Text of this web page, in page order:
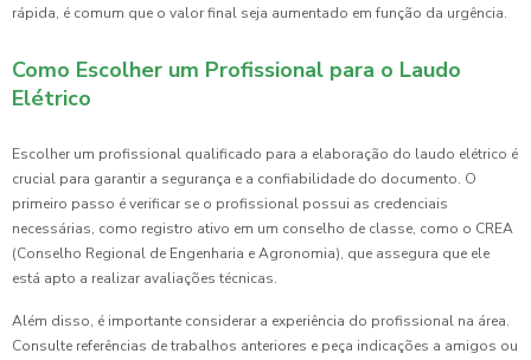
rápida, é comum que o valor final seja aumentado em função da urgência.
Como Escolher um Profissional para o Laudo
Elétrico
Escolher um profissional qualificado para a elaboração do laudo elétrico é
crucial para garantir a segurança e a confiabilidade do documento. O
primeiro passo é verificar se o profissional possui as credenciais
necessárias, como registro ativo em um conselho de classe, como o CREA
(Conselho Regional de Engenharia e Agronomia), que assegura que ele
está apto a realizar avaliações técnicas.
Além disso, é importante considerar a experiência do profissional na área.
Consulte referências de trabalhos anteriores e peça indicações a amigos ou